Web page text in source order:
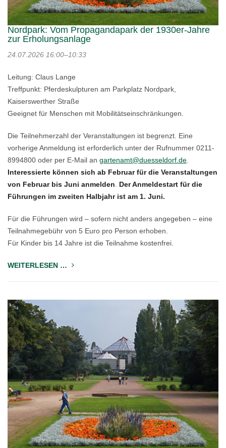
Nordpark: Vom Propagandapark der 1930er-Jahre
zur Erholungsanlage
24.07.2026 16:00–10:33
Leitung: Claus Lange
Treffpunkt: Pferdeskulpturen am Parkplatz Nordpark,
Kaiserswerther Straße
Geeignet für Menschen mit Mobilitätseinschränkungen.
Die Teilnehmerzahl der Veranstaltungen ist begrenzt. Eine
vorherige Anmeldung ist erforderlich unter der Rufnummer 0211-
8994800 oder per E-Mail an gartenamt@duesseldorf.de
Interessierte können sich ab Februar für die Veranstaltungen
von Februar bis Juni anmelden
Der Anmeldestart für die
Führungen im zweiten Halbjahr ist am 1. Juni.
Für die Führungen wird – sofern nicht anders angegeben – eine
Teilnahmegebühr von 5 Euro pro Person erhoben.
Für Kinder bis 14 Jahre ist die Teilnahme kostenfrei.
WEITERLESEN …